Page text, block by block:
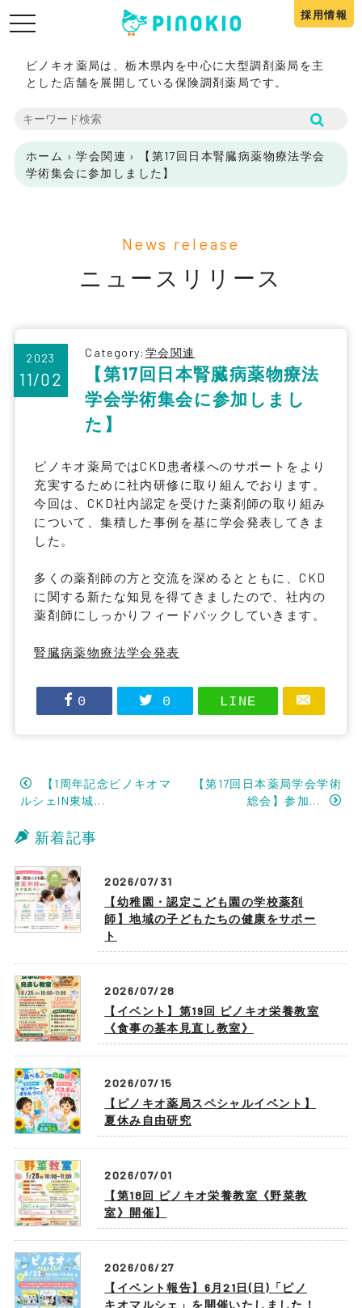
toggle
採用情報
ピノキオ薬局は、栃木県内を中心に大型調剤薬局を主
とした店舗を展開している保険調剤薬局です。
ホーム › 学会関連 ›
【第17回日本腎臓病薬物療法学会
学術集会に参加しました】
News release
ニュースリリース
2023
11/02
Category: 学会関連
【第17回日本腎臓病薬物療法
学会学術集会に参加しまし
た】
ピノキオ薬局ではCKD患者様へのサポートをより
充実するために社内研修に取り組んでおります。
今回は、CKD社内認定を受けた薬剤師の取り組み
について、集積した事例を基に学会発表してきま
した。
多くの薬剤師の方と交流を深めるとともに、CKD
に関する新たな知見を得てきましたので、社内の
薬剤師にしっかりフィードバックしていきます。
腎臓病薬物療法学会発表
0 0 LINE
【第17回日本薬局学会学術
総会】参加...
【1周年記念ピノキオマ
ルシェIN東城...
新着記事
2026/07/31
【幼稚園・認定こども園の学校薬剤
師】地域の子どもたちの健康をサポー
ト
2026/07/28
【イベント】第19回 ピノキオ栄養教室
《食事の基本見直し教室》
2026/07/15
【ピノキオ薬局スペシャルイベント】
夏休み自由研究
2026/07/01
【第18回 ピノキオ栄養教室《野菜教
室》開催】
2026/06/27
【イベント報告】6月21日(日)「ピノ
キオマルシェ」を開催いたしました！